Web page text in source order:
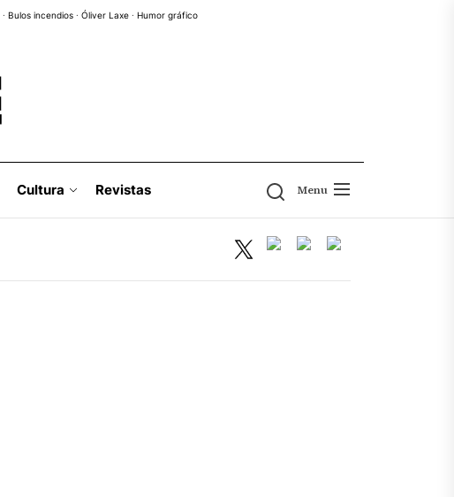
· Bulos incendios· Óliver Laxe· Humor gráfico
Cultura Revistas Menu